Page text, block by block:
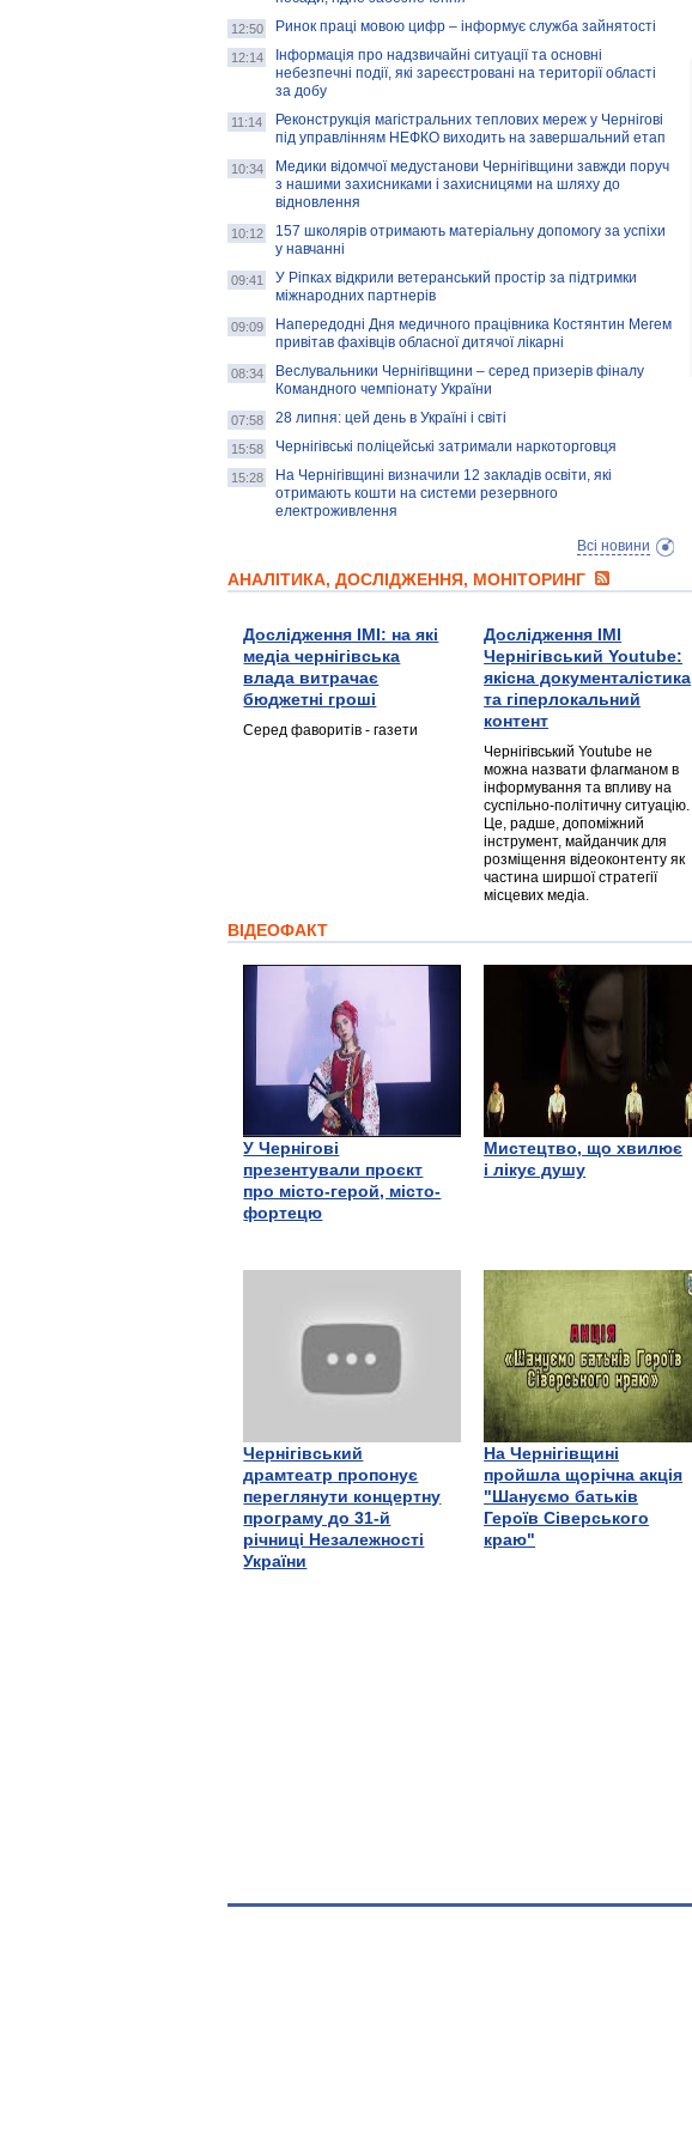
12:50 Ринок праці мовою цифр – інформує служба зайнятості
12:14
Інформація про надзвичайні ситуації та основні
небезпечні події, які зареєстровані на території області
за добу
11:14
Реконструкція магістральних теплових мереж у Чернігові
під управлінням НЕФКО виходить на завершальний етап
10:34
Медики відомчої медустанови Чернігівщини завжди поруч
з нашими захисниками і захисницями на шляху до
відновлення
10:12
157 школярів отримають матеріальну допомогу за успіхи
у навчанні
09:41
У Ріпках відкрили ветеранський простір за підтримки
міжнародних партнерів
09:09
Напередодні Дня медичного працівника Костянтин Мегем
привітав фахівців обласної дитячої лікарні
08:34
Веслувальники Чернігівщини – серед призерів фіналу
Командного чемпіонату України
07:58 28 липня: цей день в Україні і світі
15:58 Чернігівські поліцейські затримали наркоторговця
15:28
На Чернігівщині визначили 12 закладів освіти, які
отримають кошти на системи резервного
електроживлення
Всі новини
АНАЛІТИКА, ДОСЛІДЖЕННЯ, МОНІТОРИНГ
Дослідження ІМІ: на які
медіа чернігівська
влада витрачає
бюджетні гроші
Серед фаворитів - газети
Дослідження ІМІ
Чернігівський Youtube:
якісна документалістика
та гіперлокальний
контент
Чернігівський Youtube не
можна назвати флагманом в
інформування та впливу на
суспільно-політичну ситуацію.
Це, радше, допоміжний
інструмент, майданчик для
розміщення відеоконтенту як
частина ширшої стратегії
місцевих медіа.
ВІДЕОФАКТ
У Чернігові
презентували проєкт
про місто-герой, місто-
фортецю
Мистецтво, що хвилює
і лікує душу
Чернігівський
драмтеатр пропонує
переглянути концертну
програму до 31-й
річниці Незалежності
України
На Чернігівщині
пройшла щорічна акція
"Шануємо батьків
Героїв Сіверського
краю"